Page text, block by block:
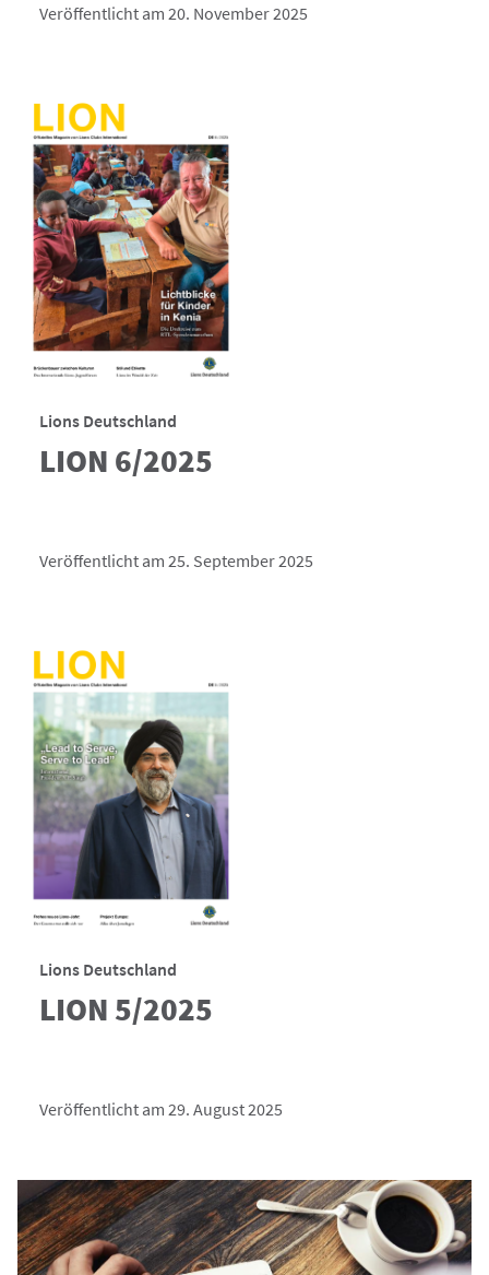
Veröffentlicht am 20. November 2025
Lions Deutschland
LION 6/2025
Veröffentlicht am 25. September 2025
Lions Deutschland
LION 5/2025
Veröffentlicht am 29. August 2025